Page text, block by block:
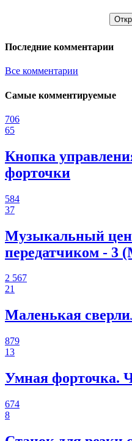
Последние комментарии
Все комментарии
Самые комментируемые
706
65
Кнопка
форточки
584
37
Музыкальный
передатчиком -
2 567
21
Маленькая
879
13
Умная форточка.
674
8